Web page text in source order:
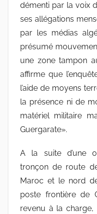
démenti par la voix
ses allégations
par les médias
présumé
une zone tampon
affirme que
l’aide de moyens
la présence ni de
matériel militaire
Guergarate».
A la suite d’une
tronçon de route
Maroc et le nord
poste frontière de
revenu à la charge,